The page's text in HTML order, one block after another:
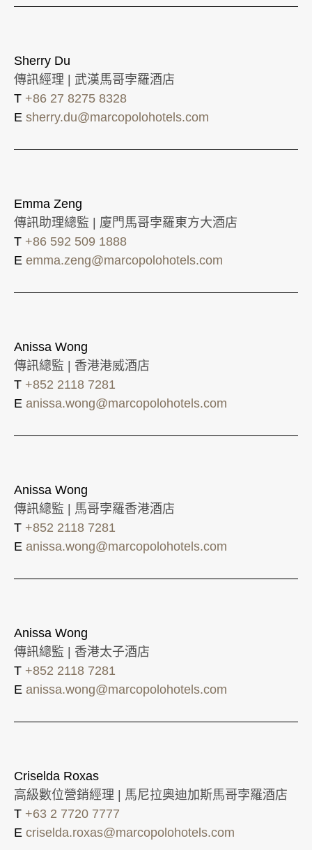
Sherry Du
傳訊經理 | 武漢馬哥孛羅酒店
T +86 27 8275 8328
E sherry.du@marcopolohotels.com
Emma Zeng
傳訊助理總監 | 廈門馬哥孛羅東方大酒店
T +86 592 509 1888
E emma.zeng@marcopolohotels.com
Anissa Wong
傳訊總監 | 香港港威酒店
T +852 2118 7281
E anissa.wong@marcopolohotels.com
Anissa Wong
傳訊總監 | 馬哥孛羅香港酒店
T +852 2118 7281
E anissa.wong@marcopolohotels.com
Anissa Wong
傳訊總監 | 香港太子酒店
T +852 2118 7281
E anissa.wong@marcopolohotels.com
Criselda Roxas
高級數位營銷經理 | 馬尼拉奧迪加斯馬哥孛羅酒店
T +63 2 7720 7777
E criselda.roxas@marcopolohotels.com